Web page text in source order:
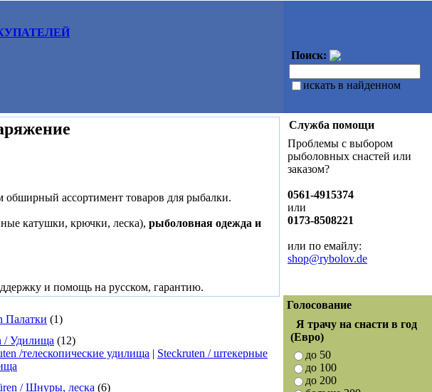
Поиск:
искать в найденном
ассортимент товаров для рыбалки.
катушки, крючки, леска), рыболовная одежда и
и помощь на русском, гарантию.
Палатки (1)
/ Удилища (12)
/телескопические удилища | Steckruten / штекерные
/ Шнуры, леска (6)
Служба помощи
Проблемы с выбором
рыболовных снастей или
заказом?
0561-4915374
или
0173-8508221
или по емайлу:
shop@rybolov.de
Голосование
Я трачу на снасти в год
(Евро)
до 50
до 100
до 200